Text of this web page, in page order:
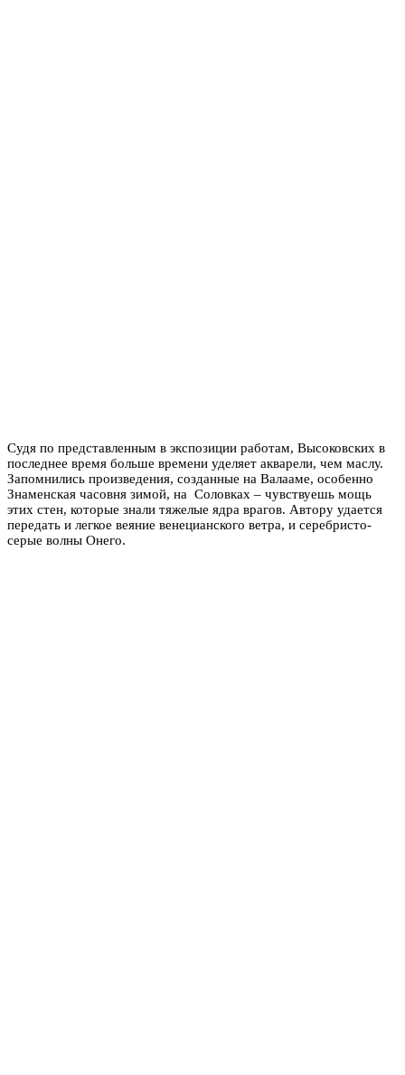
Судя по представленным в экспозиции работам, Высоковских в
последнее время больше времени уделяет акварели, чем маслу.
Запомнились произведения, созданные на Валааме, особенно
Знаменская часовня зимой, на Соловках – чувствуешь мощь
этих стен, которые знали тяжелые ядра врагов. Автору удается
передать и легкое веяние венецианского ветра, и серебристо-
серые волны Онего.